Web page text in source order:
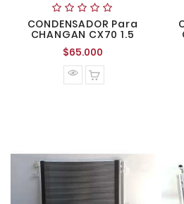
CONDENSADOR Para
CHANGAN CX70 1.5
$65.000Precio
normal